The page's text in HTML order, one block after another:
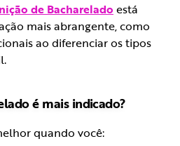
de Bacharelado está
mais abrangente, como
ao diferenciar os tipos
é mais indicado?
quando você: